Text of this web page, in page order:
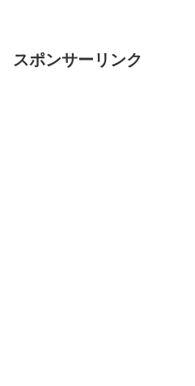
スポンサーリンク